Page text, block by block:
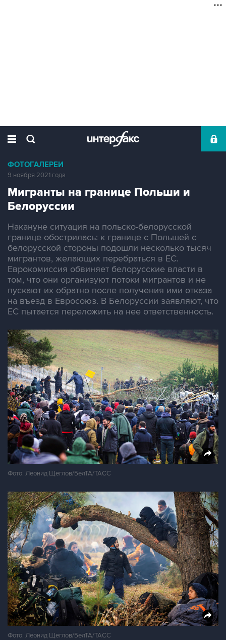
ФОТОГАЛЕРЕИ
9 ноября 2021 года
Мигранты на границе Польши и
Белоруссии
Накануне ситуация на польско-белорусской
границе обострилась: к границе с Польшей с
белорусской стороны подошли несколько тысяч
мигрантов, желающих перебраться в ЕС.
Еврокомиссия обвиняет белорусские власти в
том, что они организуют потоки мигрантов и не
пускают их обратно после получения ими отказа
на въезд в Евросоюз. В Белоруссии заявляют, что
ЕС пытается переложить на нее ответственность.
Фото: Леонид Щеглов/БелТА/ТАСС
Фото: Леонид Щеглов/БелТА/ТАСС